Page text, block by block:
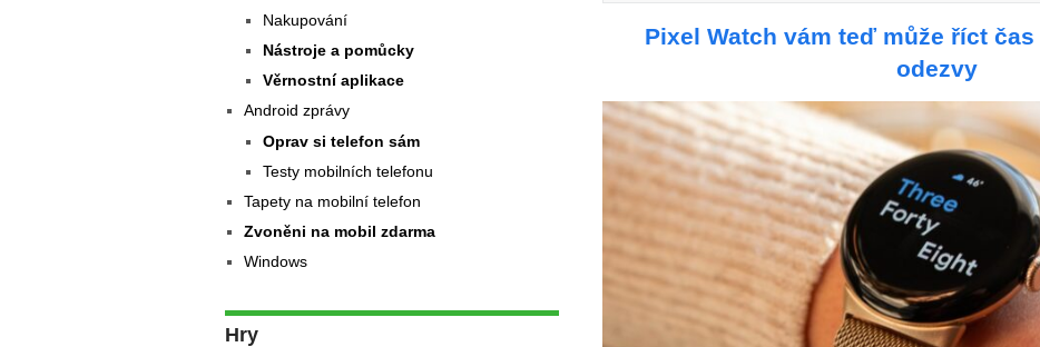
Pixel Watch vám teď může říct
odezvy
Nakupování
Nástroje a pomůcky
Věrnostní aplikace
Android zprávy
Oprav si telefon sám
Testy mobilních telefonu
Tapety na mobilní telefon
Zvoněni na mobil zdarma
Windows
Hry